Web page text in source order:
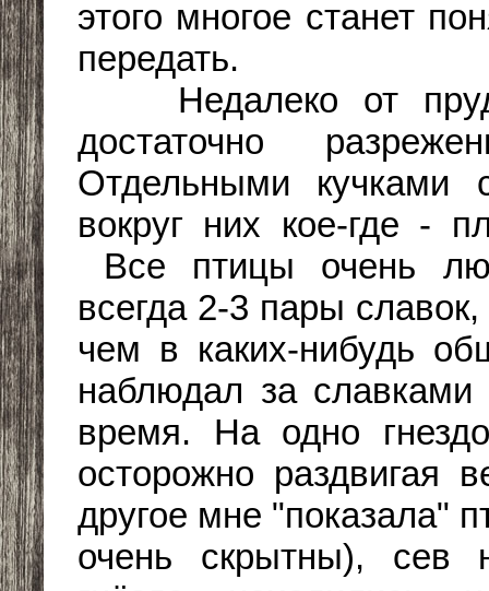
этого многое станет
передать.
Недалеко от
достаточно
Отдельными кучками
вокруг них кое-где -
Все птицы очень
всегда 2-3 пары славок,
чем в каких-нибудь
наблюдал за
время. На одно
осторожно раздвигая
другое мне "показала"
очень скрытны), сев